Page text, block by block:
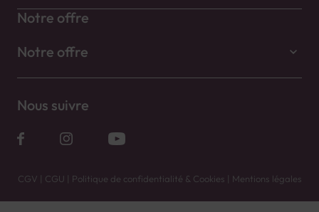
Notre offre
Notre offre
Nous suivre
CGV | CGU | Politique de confidentialité & Cookies | Mentions légales